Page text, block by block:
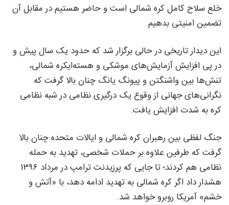
خلع سلاح کامل کره شمالی است و حاضر هستیم در مقابل آن
تضمین امنیتی بدهیم.
این دیدار تاریخی در حالی برگزار شد که حدود یک سال پیش و
در پی افزایش آزمایش‌های موشکی و هسته‌ایکره شمالی،
تنش‌ها بین واشنگتن و پیونگ یانگ چنان بالا گرفت که
نگرانی‌های جهانی از وقوع یک درگیری نظامی در شبه نظامی
کره به شدت افزایش یافت.
جنگ لفظی بین رهبران کره شمالی و ایالات متحده چنان بالا
گرفت که طرفین علاوه بر حملات شخصی، تهدید به حمله
نظامی هم کردند؛ تا جایی که پرزیدنت ترامپ در مرداد ۱۳۹۶
هشدار داد اگر کره شمالی به تهدید ادامه دهد، با «آتش و
خشم» آمریکا روبرو خواهد شد.